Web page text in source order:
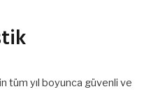
tüm yıl boyunca güvenli ve